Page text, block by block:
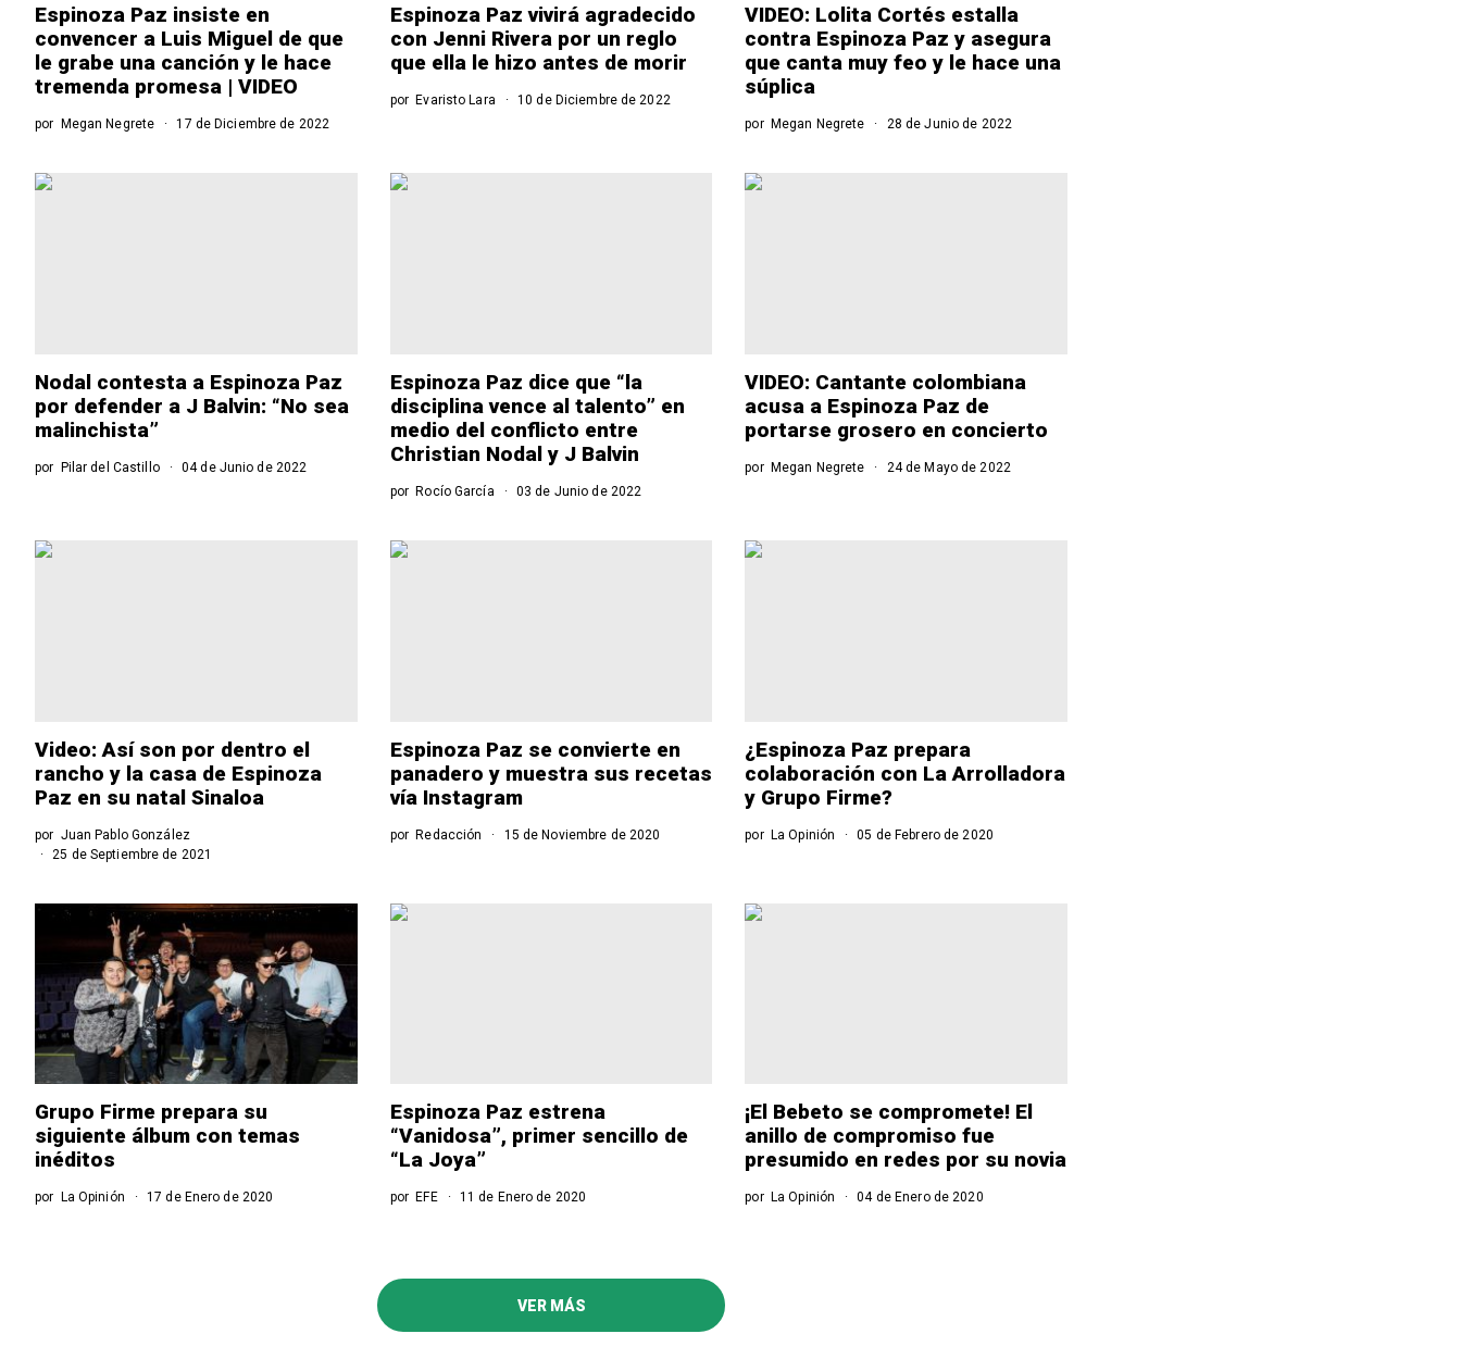
Espinoza Paz insiste en
convencer a Luis Miguel de que
le grabe una canción y le hace
tremenda promesa | VIDEO
por Megan Negrete 17 de Diciembre de 2022
Espinoza Paz vivirá agradecido
con Jenni Rivera por un reglo
que ella le hizo antes de morir
porEvaristo Lara 10 de Diciembre de 2022
VIDEO: Lolita Cortés estalla
contra Espinoza Paz y asegura
que canta muy feo y le hace una
súplica
por Megan Negrete 28 de Junio de 2022
Nodal contesta a Espinoza Paz
por defender a J Balvin: “No sea
malinchista”
por Pilar del Castillo 04 de Junio de 2022
Espinoza Paz dice que “la
disciplina vence al talento” en
medio del conflicto entre
Christian Nodal y J Balvin
porRocío García 03 de Junio de 2022
VIDEO: Cantante colombiana
acusa a Espinoza Paz de
portarse grosero en concierto
por Megan Negrete 24 de Mayo de 2022
Video: Así son por dentro el
rancho y la casa de Espinoza
Paz en su natal Sinaloa
por Juan Pablo González
25 de Septiembre de 2021
Espinoza Paz se convierte en
panadero y muestra sus recetas
vía Instagram
porRedacción 15 de Noviembre de 2020
¿Espinoza Paz prepara
colaboración con La Arrolladora
y Grupo Firme?
por La Opinión 05 de Febrero de 2020
Grupo Firme prepara su
siguiente álbum con temas
inéditos
por La Opinión 17 de Enero de 2020
Espinoza Paz estrena
“Vanidosa”, primer sencillo de
“La Joya”
por EFE 11 de Enero de 2020
¡El Bebeto se compromete! El
anillo de compromiso fue
presumido en redes por su novia
por La Opinión 04 de Enero de 2020
VER MÁS